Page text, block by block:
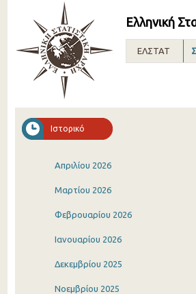
Ελληνική
ΕΛΣΤΑΤ
Ιστορικό
Απριλίου 2026
Μαρτίου 2026
Φεβρουαρίου 2026
Ιανουαρίου 2026
Δεκεμβρίου 2025
Νοεμβρίου 2025